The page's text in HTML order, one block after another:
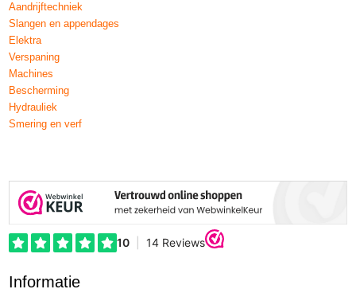
Aandrijftechniek
Slangen en appendages
Elektra
Verspaning
Machines
Bescherming
Hydrauliek
Smering en verf
Informatie